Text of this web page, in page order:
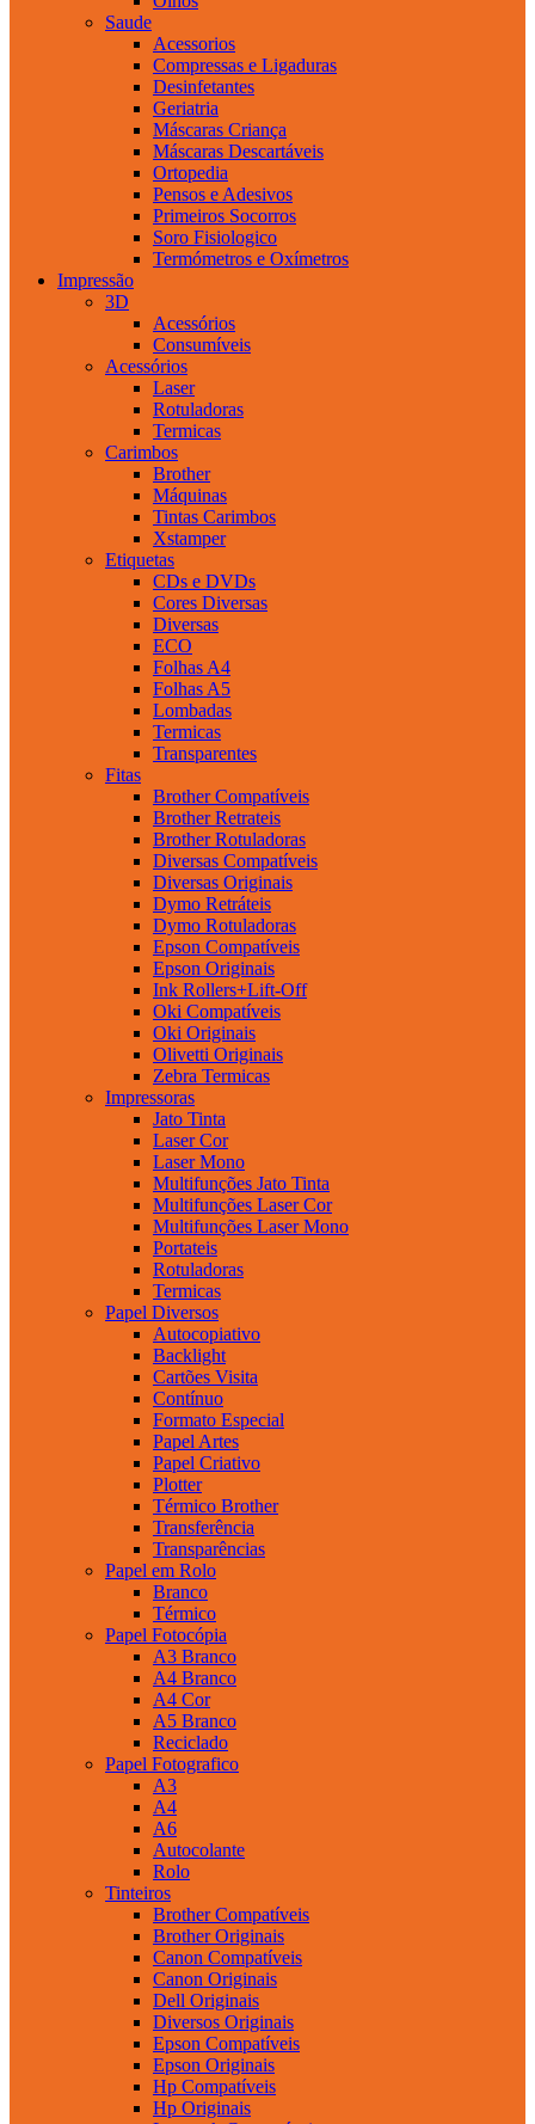
Saude
Acessorios
Compressas e Ligaduras
Desinfetantes
Geriatria
Máscaras Criança
Máscaras Descartáveis
Ortopedia
Pensos e Adesivos
Primeiros Socorros
Soro Fisiologico
Termómetros e Oxímetros
Impressão
3D
Acessórios
Consumíveis
Acessórios
Laser
Rotuladoras
Termicas
Carimbos
Brother
Máquinas
Tintas Carimbos
Xstamper
Etiquetas
CDs e DVDs
Cores Diversas
Diversas
ECO
Folhas A4
Folhas A5
Lombadas
Termicas
Transparentes
Fitas
Brother Compatíveis
Brother Retrateis
Brother Rotuladoras
Diversas Compatíveis
Diversas Originais
Dymo Retráteis
Dymo Rotuladoras
Epson Compatíveis
Epson Originais
Ink Rollers+Lift-Off
Oki Compatíveis
Oki Originais
Olivetti Originais
Zebra Termicas
Impressoras
Jato Tinta
Laser Cor
Laser Mono
Multifunções Jato Tinta
Multifunções Laser Cor
Multifunções Laser Mono
Portateis
Rotuladoras
Termicas
Papel Diversos
Autocopiativo
Backlight
Cartões Visita
Contínuo
Formato Especial
Papel Artes
Papel Criativo
Plotter
Térmico Brother
Transferência
Transparências
Papel em Rolo
Branco
Térmico
Papel Fotocópia
A3 Branco
A4 Branco
A4 Cor
A5 Branco
Reciclado
Papel Fotografico
A3
A4
A6
Autocolante
Rolo
Tinteiros
Brother Compatíveis
Brother Originais
Canon Compatíveis
Canon Originais
Dell Originais
Diversos Originais
Epson Compatíveis
Epson Originais
Hp Compatíveis
Hp Originais